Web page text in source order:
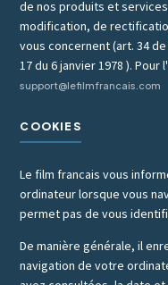
de nos produits et
modification, de
vous concernent (art. 34
17 du 6 janvier 1978 ).
support@lefilmfrancais.com
COOKIES
Le film francais vous
ordinateur lorsque vous
permet pas de vous
De manière générale, il
navigation de votre